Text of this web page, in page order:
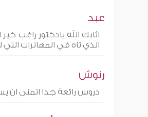
عبد
اثابك الله يادكتور راغب
الذي تاه في المهاترات التي
رنوش
دروس رائعة جدا اتمنى ان